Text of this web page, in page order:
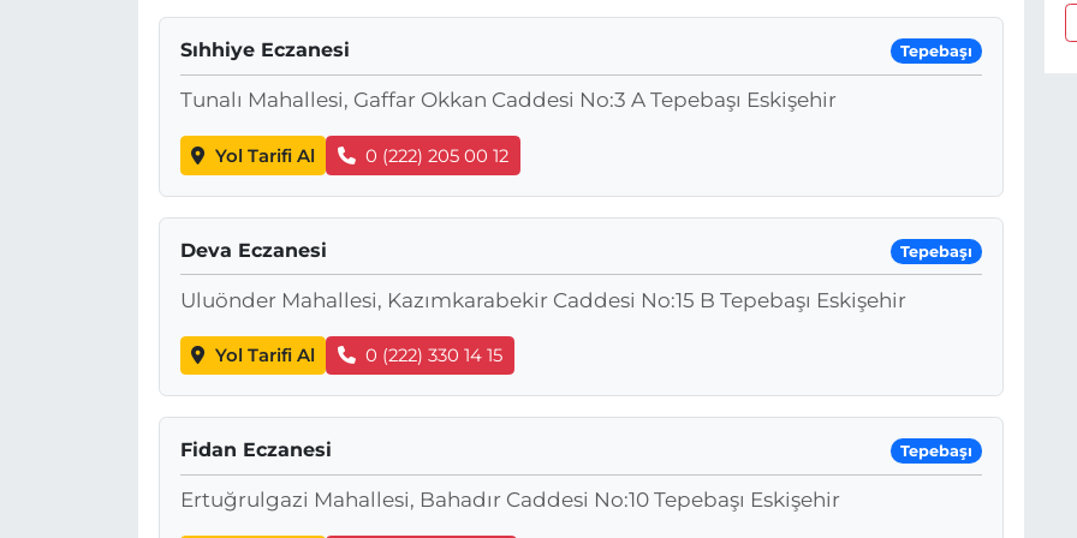
Sıhhiye Eczanesi Tepebaşı
Tunalı Mahallesi, Gaffar Okkan Caddesi No:3 A Tepebaşı Eskişehir
Yol Tarifi Al 0 (222) 205 00 12
Deva Eczanesi Tepebaşı
Uluönder Mahallesi, Kazımkarabekir Caddesi No:15 B Tepebaşı Eskişehir
Yol Tarifi Al 0 (222) 330 14 15
Fidan Eczanesi Tepebaşı
Ertuğrulgazi Mahallesi, Bahadır Caddesi No:10 Tepebaşı Eskişehir
ESKİŞEHİRSPOR